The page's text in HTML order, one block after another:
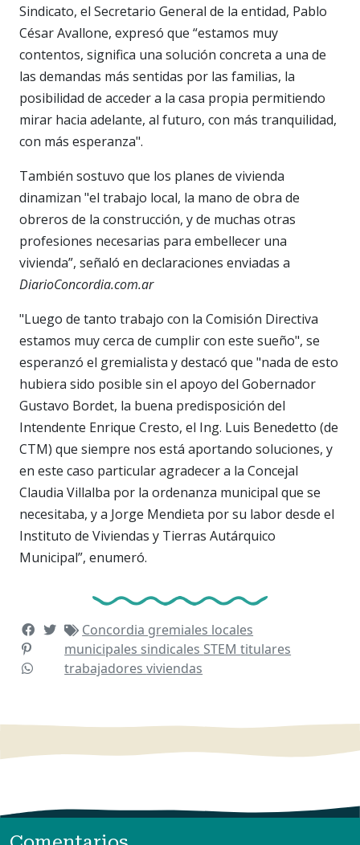
Sindicato, el Secretario General de la entidad, Pablo
César Avallone, expresó que “estamos muy
contentos, significa una solución concreta a una de
las demandas más sentidas por las familias, la
posibilidad de acceder a la casa propia permitiendo
mirar hacia adelante, al futuro, con más tranquilidad,
con más esperanza".
También sostuvo que los planes de vivienda
dinamizan "el trabajo local, la mano de obra de
obreros de la construcción, y de muchas otras
profesiones necesarias para embellecer una
vivienda”, señaló en declaraciones enviadas a
DiarioConcordia.com.ar
"Luego de tanto trabajo con la Comisión Directiva
estamos muy cerca de cumplir con este sueño", se
esperanzó el gremialista y destacó que "nada de esto
hubiera sido posible sin el apoyo del Gobernador
Gustavo Bordet, la buena predisposición del
Intendente Enrique Cresto, el Ing. Luis Benedetto (de
CTM) que siempre nos está aportando soluciones, y
en este caso particular agradecer a la Concejal
Claudia Villalba por la ordenanza municipal que se
necesitaba, y a Jorge Mendieta por su labor desde el
Instituto de Viviendas y Tierras Autárquico
Municipal”, enumeró.
Concordia gremiales locales
municipales sindicales STEMtitulares
trabajadoresviviendas